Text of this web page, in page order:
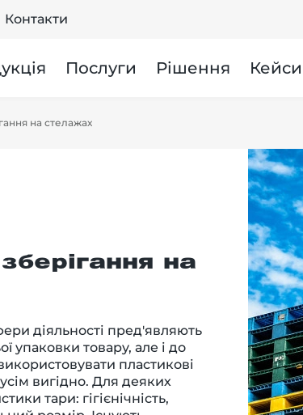
Контакти
Послуги Рішення Кейси
на стелажах
на
діяльності пред'являють
упаковки товару, але і до
пластикові
вигідно. Для деяких
тари: гігієнічність,